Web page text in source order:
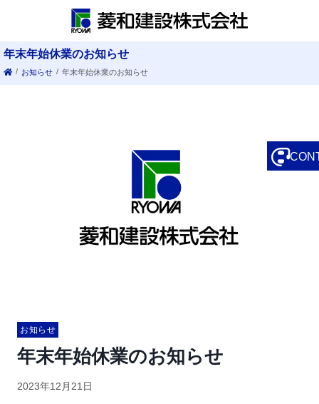
年末年始休業のお知らせ
/ お知らせ / 年末年始休業のお知らせ
お知らせ
年末年始休業のお知らせ
2023年12月21日